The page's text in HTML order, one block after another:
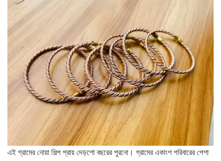
এই গ্রামের নোয়া শিল্প প্রায় দেড়শো বছরের পুরনো। গ্রামের একাংশ পরিবারের পেশা